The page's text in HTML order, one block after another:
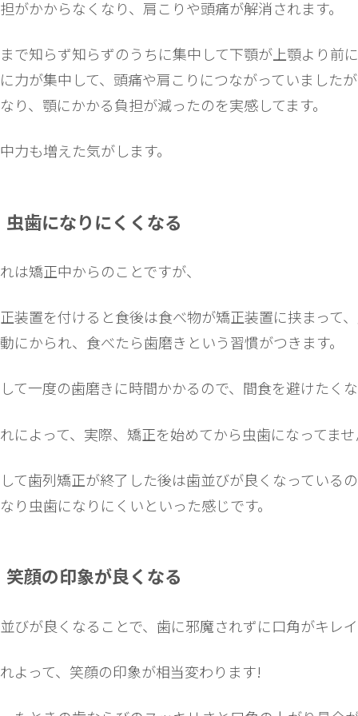
がかからなくなり、肩こりや頭痛が解消されます。
で知らず知らずのうちに集中して下顎が上顎より前
力が集中して、頭痛や肩こりにつながっていました
り、顎にかかる負担が減ったのを実感してます。
力も増えた気がします。
虫歯になりにくくなる
は矯正中からのことですが、
装置を付けると食後は食べ物が矯正装置に挟まって
にかられ、食べたら歯磨きという習慣がつきます。
て一度の歯磨きに時間かかるので、間食を避けたく
によって、実際、矯正を始めてから虫歯になってま
て歯列矯正が終了した後は歯並びが良くなっている
り虫歯になりにくいといった感じです。
笑顔の印象が良くなる
びが良くなることで、歯に邪魔されずに口角がキレ
よって、笑顔の印象が相当変わります!